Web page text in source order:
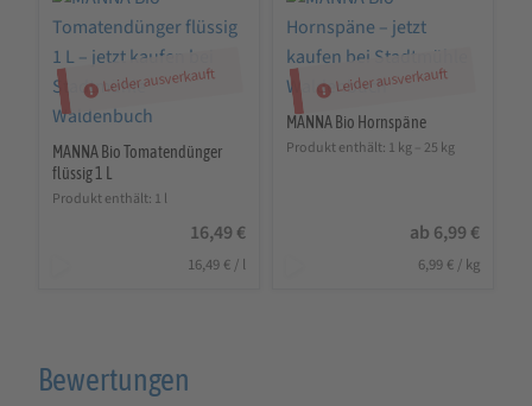
Leider ausverkauft
MANNA Bio Tomatendünger
flüssig 1 L
Produkt enthält: 1 l
16,49 €
16,49 € / l
Leider ausverkauft
MANNA Bio Hornspäne
Produkt enthält: 1 kg– 25 kg
ab 6,99 €
6,99 €/ kg
Bewertungen